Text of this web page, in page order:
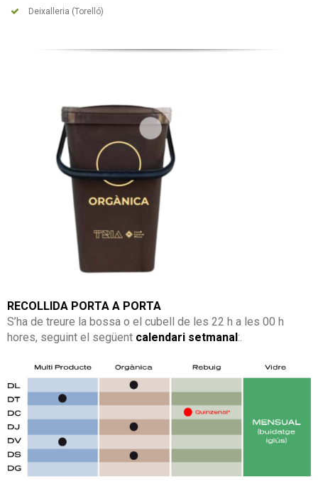
Deixalleria (Torelló)
RECOLLIDA PORTA A PORTA
S’ha de treure la bossa o el cubell de les 22 h a les 00 h
hores, seguint el següent calendari setmanal:.